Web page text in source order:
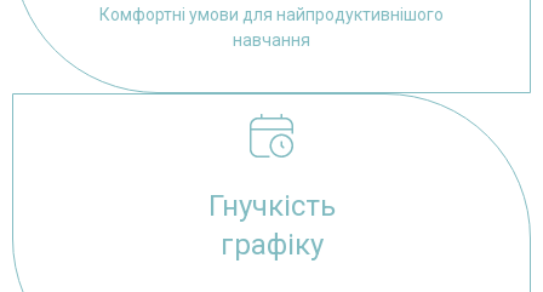
Комфортні умови для найпродуктивнішого
навчання
Гнучкість
графіку